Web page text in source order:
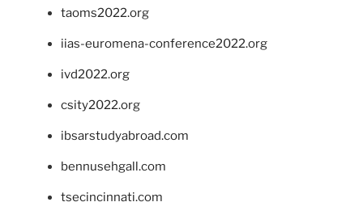
taoms2022.org
iias-euromena-conference2022.org
ivd2022.org
csity2022.org
ibsarstudyabroad.com
bennusehgall.com
tsecincinnati.com